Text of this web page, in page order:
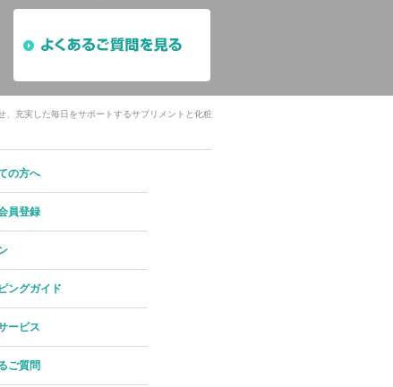
、充実した毎日をサポートするサプリメントと化粧
の方へ
員登録
ングガイド
ービス
ご質問